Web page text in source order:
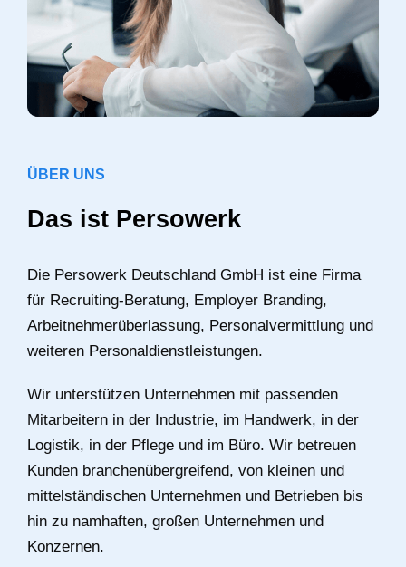
ÜBER UNS
Das ist Persowerk
Die Persowerk Deutschland GmbH ist eine Firma
für Recruiting-Beratung, Employer Branding,
Arbeitnehmerüberlassung, Personalvermittlung und
weiteren Personaldienstleistungen.
Wir unterstützen Unternehmen mit passenden
Mitarbeitern in der Industrie, im Handwerk, in der
Logistik, in der Pflege und im Büro. Wir betreuen
Kunden branchenübergreifend, von kleinen und
mittelständischen Unternehmen und Betrieben bis
hin zu namhaften, großen Unternehmen und
Konzernen.